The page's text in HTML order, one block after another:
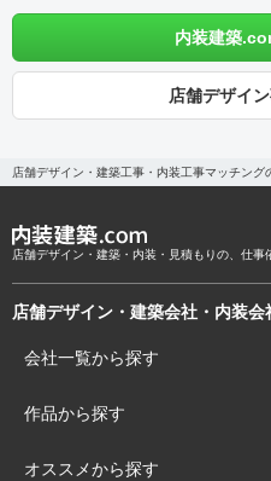
内装建築
店舗デザイ
店舗デザイン・建築工事・内装工事マッチング
店舗デザイン・建築・内装・見積もりの、仕事
店舗デザイン・建築会社・内装会
会社一覧から探す
作品から探す
オススメから探す